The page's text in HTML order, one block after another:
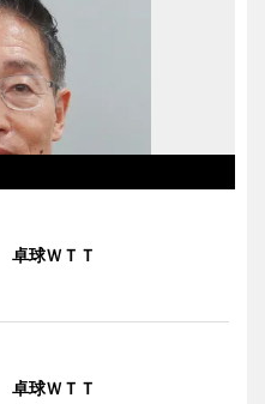
球ＷＴＴ
球ＷＴＴ